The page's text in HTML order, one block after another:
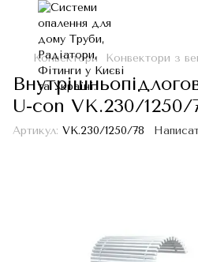
Конвектори Конвектори з
U-con VK.230/1250/
Артикул: VK.230/1250/78